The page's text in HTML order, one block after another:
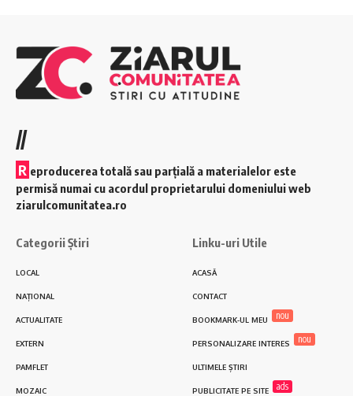
//
R eproducerea totală sau parțială a materialelor este
permisă numai cu acordul proprietarului domeniului web
ziarulcomunitatea.ro
Categorii Știri
LOCAL
NAȚIONAL
ACTUALITATE
EXTERN
PAMFLET
MOZAIC
Linku-uri Utile
ACASĂ
CONTACT
BOOKMARK-UL MEU nou
PERSONALIZARE INTERES nou
ULTIMELE ȘTIRI
PUBLICITATE PE SITE ads